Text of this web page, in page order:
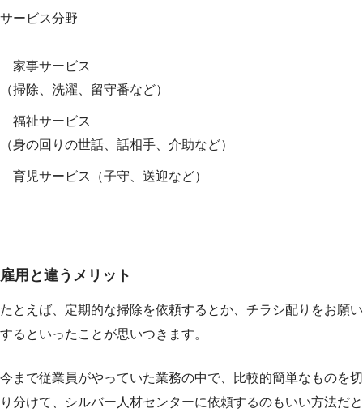
サービス分野
家事サービス
（掃除、洗濯、留守番など）
福祉サービス
（身の回りの世話、話相手、介助など）
育児サービス（子守、送迎など）
雇用と違うメリット
たとえば、定期的な掃除を依頼するとか、チラシ配りをお願い
するといったことが思いつきます。
今まで従業員がやっていた業務の中で、比較的簡単なものを切
り分けて、シルバー人材センターに依頼するのもいい方法だと